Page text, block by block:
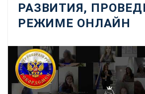
РАЗВИТИЯ,
РЕЖИМЕ ОНЛАЙН